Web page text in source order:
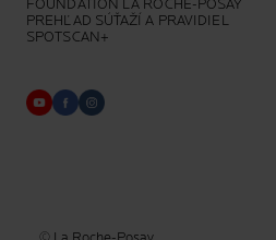
FOUNDATION LA ROCHE-POSAY
PREHĽAD SÚŤAŽÍ A PRAVIDIEL
SPOTSCAN+